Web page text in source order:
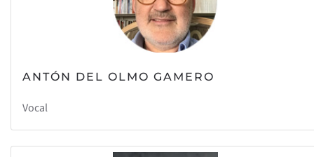
ANTÓN DEL OLMO GAMERO
Vocal